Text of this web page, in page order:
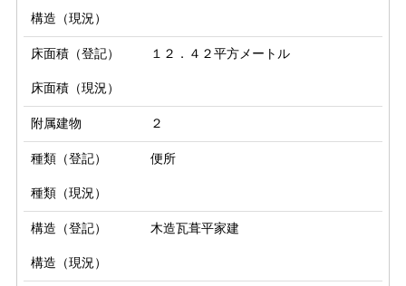
構造（現況）
床面積（登記） １２．４２平方メートル
床面積（現況）
附属建物 ２
種類（登記） 便所
種類（現況）
構造（登記） 木造瓦葺平家建
構造（現況）